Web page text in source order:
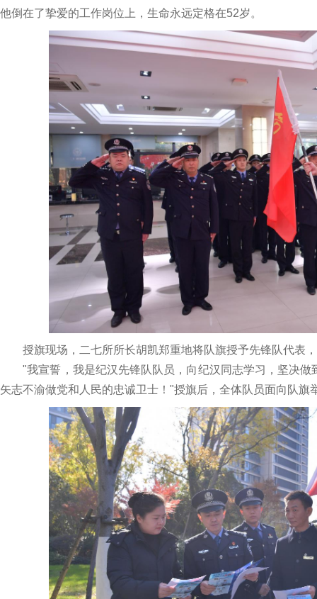
他倒在了挚爱的工作岗位上，生命永远定格在52岁。
授旗现场，二七所所长胡凯郑重地将队旗授予先锋队代表
"我宣誓，我是纪汉先锋队队员，向纪汉同志学习，坚决做
矢志不渝做党和人民的忠诚卫士！"授旗后，全体队员面向队旗